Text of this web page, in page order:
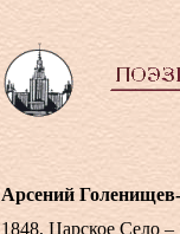
Арсений
1848, Царское Село –